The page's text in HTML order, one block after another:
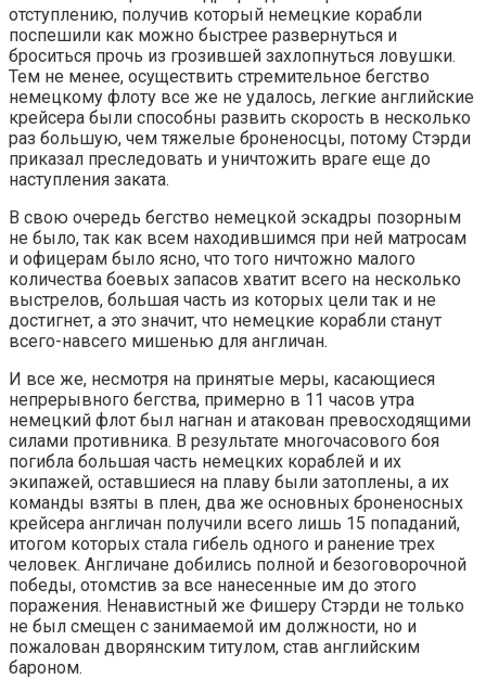
отступлению, получив который немецкие корабли
поспешили как можно быстрее развернуться и
броситься прочь из грозившей захлопнуться ловушки.
Тем не менее, осуществить стремительное бегство
немецкому флоту все же не удалось, легкие английские
крейсера были способны развить скорость в несколько
раз большую, чем тяжелые броненосцы, потому Стэрди
приказал преследовать и уничтожить враге еще до
наступления заката.
В свою очередь бегство немецкой эскадры позорным
не было, так как всем находившимся при ней матросам
и офицерам было ясно, что того ничтожно малого
количества боевых запасов хватит всего на несколько
выстрелов, большая часть из которых цели так и не
достигнет, а это значит, что немецкие корабли станут
всего-навсего мишенью для англичан.
И все же, несмотря на принятые меры, касающиеся
непрерывного бегства, примерно в 11 часов утра
немецкий флот был нагнан и атакован превосходящими
силами противника. В результате многочасового боя
погибла большая часть немецких кораблей и их
экипажей, оставшиеся на плаву были затоплены, а их
команды взяты в плен, два же основных броненосных
крейсера англичан получили всего лишь 15 попаданий,
итогом которых стала гибель одного и ранение трех
человек. Англичане добились полной и безоговорочной
победы, отомстив за все нанесенные им до этого
поражения. Ненавистный же Фишеру Стэрди не только
не был смещен с занимаемой им должности, но и
пожалован дворянским титулом, став английским
бароном.